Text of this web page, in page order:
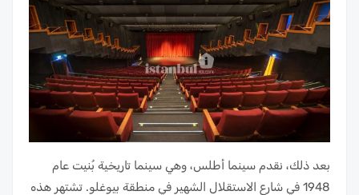
بعد ذلك، نقدم سينما أطلس، وهي سينما تاريخية بُنيت عام
1948 في شارع الاستقلال الشهير في منطقة بيوغلو. تشتهر هذه